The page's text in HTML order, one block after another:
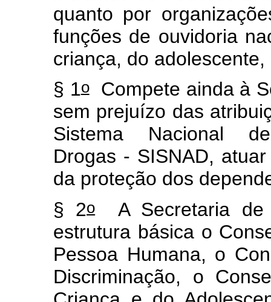
quanto por
funções de ouvidoria
criança, do
§ 1oCompete ainda à
sem prejuízo das
Sistema Nacional
Drogas - SISNAD,
da proteção dos
§ 2oA Secretaria de
estrutura básica o
Pessoa Humana, o
Discriminação, o